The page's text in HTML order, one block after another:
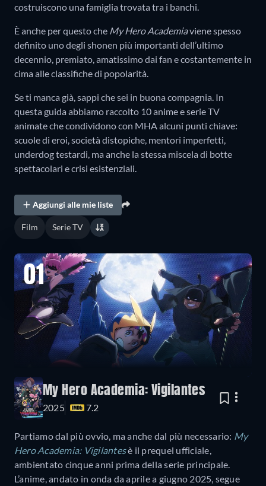
costruiscono una famiglia trovata tra i banchi.
È anche per questo che My Hero Academiaviene spesso
definito uno degli shonen più importanti dell’ultimo
decennio, premiato, amatissimo dai fan e costantemente in
cima alle classifiche di popolarità.
Se ti manca già, sappi che sei in buona compagnia. In
questa guida abbiamo raccolto 10 anime e serie TV
animate che condividono con MHA alcuni punti chiave:
scuole di eroi, società distopiche, mentori imperfetti,
underdog testardi, ma anche la stessa miscela di botte
spettacolari e crisi esistenziali.
Aggiungi alle mie liste
Film Serie TV
01
My Hero Academia: Vigilantes
2025 7.2
Partiamo dal più ovvio, ma anche dal più necessario: My
Hero Academia: Vigilantesè il prequel ufficiale,
ambientato cinque anni prima della serie principale.
L’anime, andato in onda da aprile a giugno 2025, segue